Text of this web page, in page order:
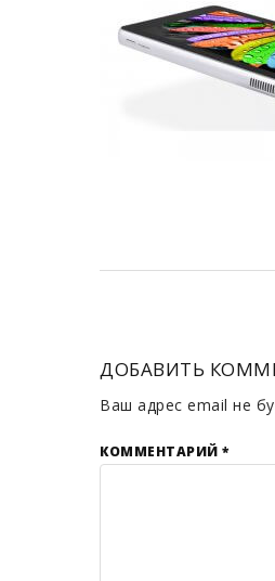
ДОБАВИТЬ
Ваш адрес email не
КОММЕНТАРИЙ *